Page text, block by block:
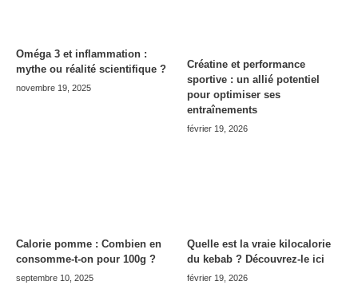
Oméga 3 et inflammation :
mythe ou réalité scientifique ?
novembre 19, 2025
Créatine et performance
sportive : un allié potentiel
pour optimiser ses
entraînements
février 19, 2026
Calorie pomme : Combien en
consomme-t-on pour 100g ?
septembre 10, 2025
Quelle est la vraie kilocalorie
du kebab ? Découvrez-le ici
février 19, 2026